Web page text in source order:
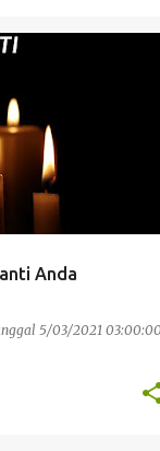
Anda
5/03/2021